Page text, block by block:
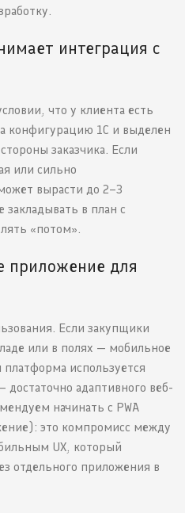
интеграция с
что у клиента есть
конфигурацию 1С и выделен
заказчика. Если
или сильно
вырасти до 2–3
в план с
«потом».
приложение для
Если закупщики
или в полях — мобильное
используется
адаптивного веб-
начинать с PWA
это компромисс между
UX, который
отдельного приложения в